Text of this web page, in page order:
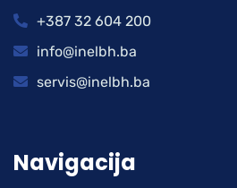
+387 32 604 200
info@inelbh.ba
servis@inelbh.ba
Navigacija